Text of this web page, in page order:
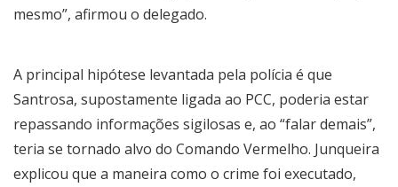
mesmo”, afirmou o delegado.
A principal hipótese levantada pela polícia é que
Santrosa, supostamente ligada ao PCC, poderia estar
repassando informações sigilosas e, ao “falar demais”,
teria se tornado alvo do Comando Vermelho. Junqueira
explicou que a maneira como o crime foi executado,